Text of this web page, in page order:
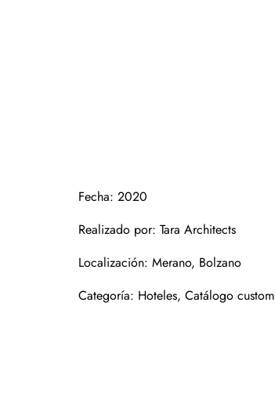
Fecha: 2020
Realizado por: Tara Architects
Localización: Merano, Bolzano
Categoría: Hoteles, Catálogo custom